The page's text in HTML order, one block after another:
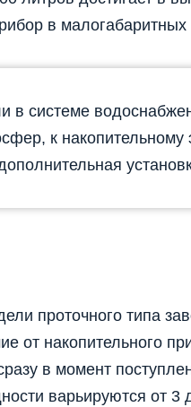
в малогабаритных
в системе
к накопительному
проточного типа
от накопительного
в момент
варьируются от